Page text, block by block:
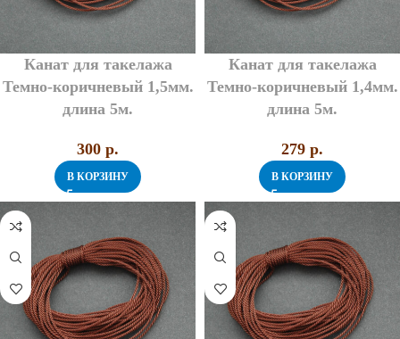
Канат для такелажа
Темно-коричневый 1,5мм.
длина 5м.
300 p.
В КОРЗИНУ
Канат для такелажа
Темно-коричневый 1,4мм.
длина 5м.
279 p.
В КОРЗИНУ